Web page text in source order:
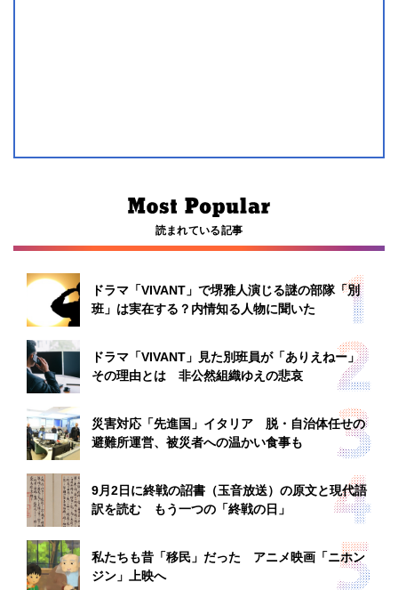
読まれている記事
ドラマ「VIVANT」で堺雅人演じる謎の部隊「別
班」は実在する？内情知る人物に聞いた
ドラマ「VIVANT」見た別班員が「ありえねー」
その理由とは 非公然組織ゆえの悲哀
災害対応「先進国」イタリア 脱・自治体任せの
避難所運営、被災者への温かい食事も
9月2日に終戦の詔書（玉音放送）の原文と現代語
訳を読む もう一つの「終戦の日」
私たちも昔「移民」だった アニメ映画「ニホン
ジン」上映へ